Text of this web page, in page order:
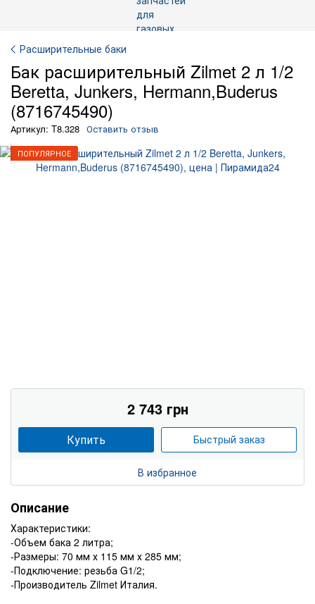
Расширительные баки
Бак расширительный Zilmet 2 л 1/2
Beretta, Junkers, Hermann,Buderus
(8716745490)
Артикул: T8.328 Оставить отзыв
ПОПУЛЯРНОЕ
2 743 грн
Купить Быстрый заказ
В избранное
Описание
Характеристики:
-Объем бака 2 литра;
-Размеры: 70 мм х 115 мм х 285 мм;
-Подключение: резьба G1/2;
-Производитель Zilmet Италия.